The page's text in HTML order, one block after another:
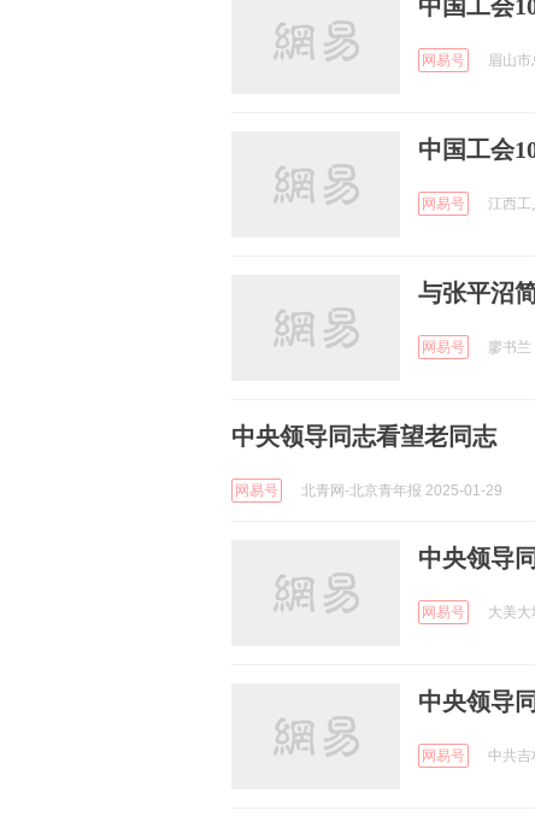
中国工会
网易号 眉山
中国工会
网易号 江西
与张平沼
网易号 廖书
中央领导同志看望老同志
网易号 北青网-北京青年报 2025-01-29
中央领导
网易号 大美
中央领导
网易号 中共